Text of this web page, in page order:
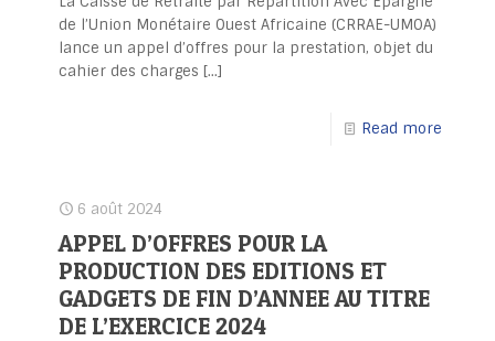
de l’Union Monétaire Ouest Africaine (CRRAE-UMOA)
lance un appel d’offres pour la prestation, objet du
cahier des charges […]
Read more
6 août 2024
APPEL D’OFFRES POUR LA
PRODUCTION DES EDITIONS ET
GADGETS DE FIN D’ANNEE AU TITRE
DE L’EXERCICE 2024